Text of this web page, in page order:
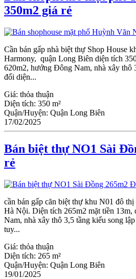
350m2 giá rẻ
Cần bán gấp nhà biệt thự Shop House
Harmony, quận Long Biên diện tích
620m2, hướng Đông Nam, nhà xây thô
đối diện...
Giá: thỏa thuận
Diện tích: 350 m²
Quận/Huyện: Quận Long Biên
17/02/2025
Bán biệt thự NO1 Sài
rẻ
cần bán gấp căn biệt thự khu N01 đô
Hà Nội. Diện tích 265m2 mặt tiền
Nam, nhà xây thô 3,5 tầng kiểu song
tuy...
Giá: thỏa thuận
Diện tích: 265 m²
Quận/Huyện: Quận Long Biên
19/01/2025